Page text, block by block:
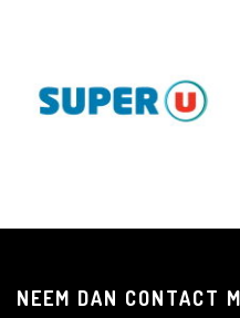
NEEM DAN CONTACT